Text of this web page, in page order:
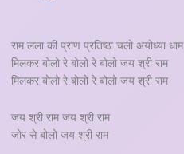
राम लला की प्राण प्रतिष्ठा चलो अयोध्या धाम
मिलकर बोलो रे बोलो रे बोलो जय श्री राम
मिलकर बोलो रे बोलो रे बोलो जय श्री राम
जय श्री राम जय श्री राम
जोर से बोलो जय श्री राम